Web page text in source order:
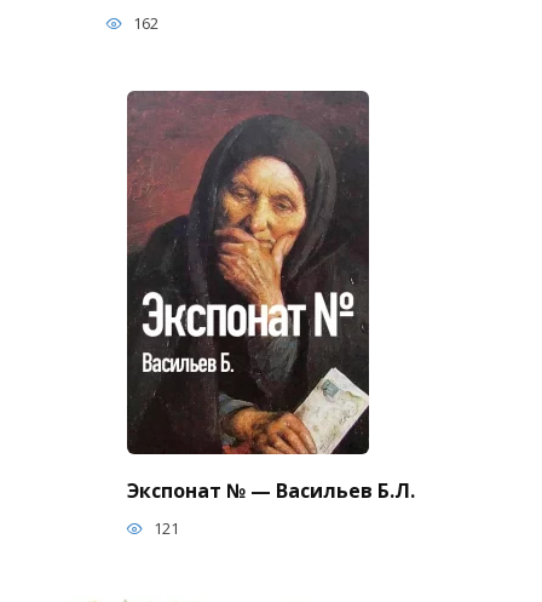
162
Экспонат № — Васильев Б.Л.
121